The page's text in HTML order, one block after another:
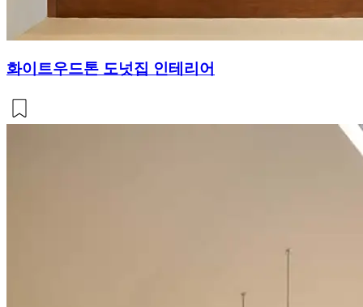
화이트우드톤 도넛집 인테리어